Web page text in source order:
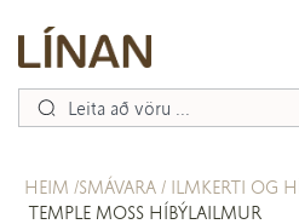
HEIM SMÁVARA
ILMKERTI OG
TEMPLE MOSS HÍBÝLAILMUR